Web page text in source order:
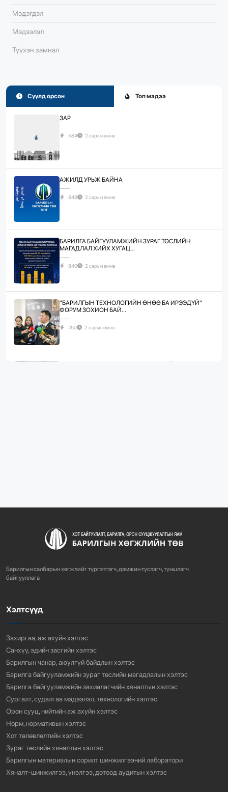
Мэдэгдэл
Мэдээлэл
Түүхэн замнал
Сүүлд орсон Топ мэдээ
ЗАР
584 2 сарын өмнө
АЖИЛД УРЬЖ БАЙНА
848 2 сарын өмнө
БАРИЛГА БАЙГУУЛАМЖИЙН ЗУРАГ ТӨСЛИЙН
МАГАДЛАЛ ХИЙХ ХУГАЦ...
840 2 сарын өмнө
"БАРИЛГЫН ТЕХНОЛОГИЙН ӨНӨӨ БА ИРЭЭДҮЙ"
ФОРУМ ЗОХИОН БАЙ...
750 2 сарын өмнө
ХОТ БАЙГУУЛАЛТЫН ТУХАЙ ХУУЛИЙН
3 сарын өмнө
Барилгын салбарын хөгжлийг түргэтгэгч, дэмжин туслагч, түншлэгч
байгууллага
Хэлтсүүд
Захиргаа, аж ахуйн хэлтэс
Санхүү, эдийн засгийн хэлтэс
Барилгын чанар, аюулгүй байдлын хэлтэс
Барилга байгууламжийн зураг төслийн магадлалын хэлтэс
Барилга байгууламжийн захиалагчийн хяналтын хэлтэс
Сургалт, судалгаа мэдээлэл, технологийн хэлтэс
Орон сууц, нийтийн аж ахуйн хэлтэс
Норм, нормативын хэлтэс
Хот төлөвлөлтийн хэлтэс
Зураг төслийн хяналтын хэлтэс
Барилгын материалын сорилт шинжилгээний лаборатори
Хяналт-шинжилгээ, үнэлгээ, дотоод аудитын хэлтэс